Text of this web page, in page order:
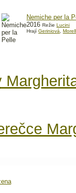
Nemiche per la
2016RežieLucini
HrajíGeriniová ,